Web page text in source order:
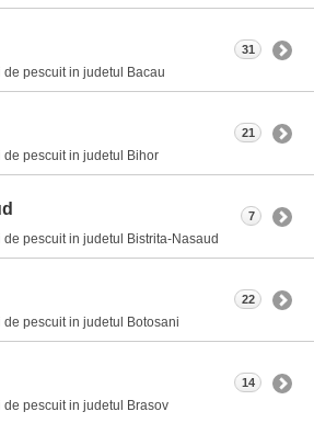
de pescuit in judetul Bacau
31
de pescuit in judetul Bihor
21
de pescuit in judetul Bistrita-Nasaud
7
de pescuit in judetul Botosani
22
de pescuit in judetul Brasov
14